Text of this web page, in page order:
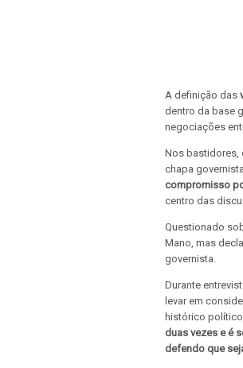
A definição das
dentro da base
negociações
Nos bastidores,
chapa
compromisso
centro das
Questionado
Mano, mas
governista.
Durante
levar em
histórico
duas vezes e é
defendo que